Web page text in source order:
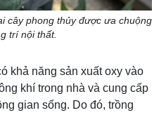
cây phong thủy được ưa chuộng
trí nội thất.
khả năng sản xuất oxy vào
khí trong nhà và cung cấp
gian sống. Do đó, trồng